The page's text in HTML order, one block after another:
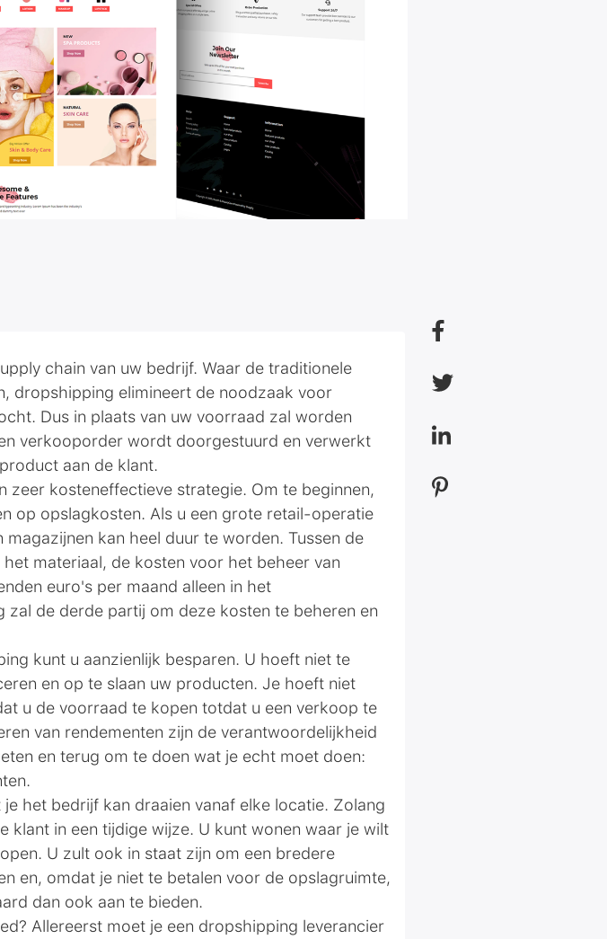
chain van uw bedrijf. Waar de traditionele
dropshipping elimineert de noodzaak voor
Dus in plaats van uw voorraad zal worden
verkooporder wordt doorgestuurd en verwerkt
aan de klant.
zeer kosteneffectieve strategie. Om te beginnen,
op opslagkosten. Als u een grote retail-operatie
kan heel duur te worden. Tussen de
materiaal, de kosten voor het beheer van
euro's per maand alleen in het
de derde partij om deze kosten te beheren en
kunt u aanzienlijk besparen. U hoeft niet te
en op te slaan uw producten. Je hoeft niet
u de voorraad te kopen totdat u een verkoop te
van rendementen zijn de verantwoordelijkheid
en terug om te doen wat je echt moet doen:
het bedrijf kan draaien vanaf elke locatie. Zolang
klant in een tijdige wijze. U kunt wonen waar je wilt
U zult ook in staat zijn om een ​​bredere
en, omdat je niet te betalen voor de opslagruimte,
dan ook aan te bieden.
Allereerst moet je een dropshipping leverancier